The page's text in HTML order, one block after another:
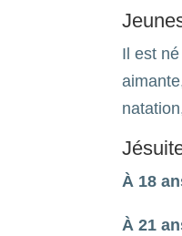
Il est
À 18
À 21